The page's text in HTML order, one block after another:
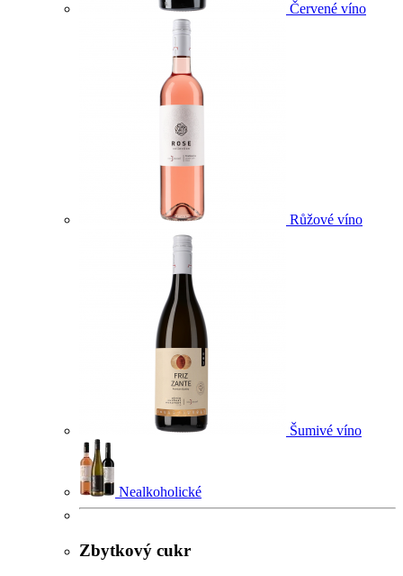
Červené víno
Růžové víno
Šumivé víno
Nealkoholické
Zbytkový cukr